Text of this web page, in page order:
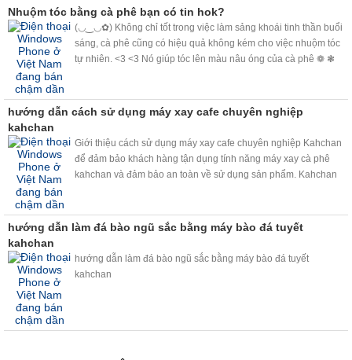
mang lại. <3<3
Nhuộm tóc bằng cà phê bạn có tin hok?
(◡‿◡✿) Không chỉ tốt trong việc làm sảng khoái tinh thần buổi
sáng, cà phê cũng có hiệu quả không kém cho việc nhuộm tóc
tự nhiên. <3 <3 Nó giúp tóc lên màu nâu óng của cà phê ❁ ❃
hướng dẫn cách sử dụng máy xay cafe chuyên nghiệp
kahchan
Giới thiệu cách sử dụng máy xay cafe chuyên nghiệp Kahchan
để đảm bảo khách hàng tận dụng tính năng máy xay cà phê
kahchan và đảm bảo an toàn về sử dụng sản phẩm. Kahchan
hướng dẫn làm đá bào ngũ sắc bằng máy bào đá tuyết
kahchan
hướng dẫn làm đá bào ngũ sắc bằng máy bào đá tuyết
kahchan